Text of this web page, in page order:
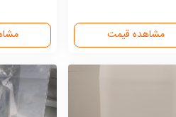
مشاهده قیمت